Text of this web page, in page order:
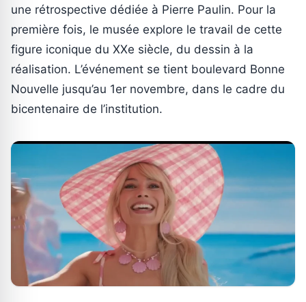
une rétrospective dédiée à Pierre Paulin. Pour la
première fois, le musée explore le travail de cette
figure iconique du XXe siècle, du dessin à la
réalisation. L’événement se tient boulevard Bonne
Nouvelle jusqu’au 1er novembre, dans le cadre du
bicentenaire de l’institution.